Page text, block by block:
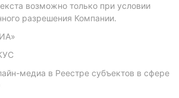
возможно только при условии
разрешения Компании.
медиа в Реестре субъектов в сфере